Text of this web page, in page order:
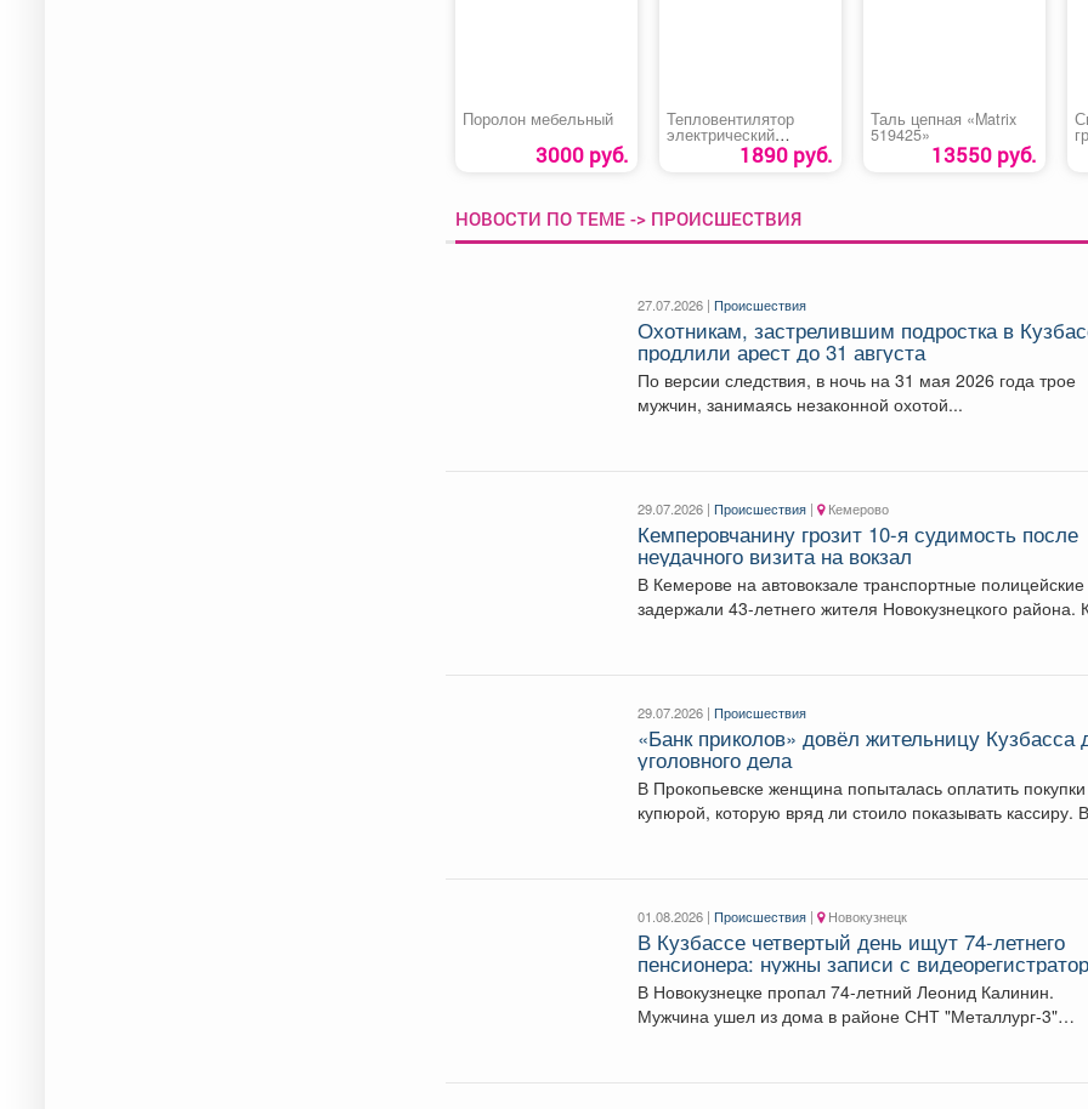
Поролон мебельный
3000 руб.
Тепловентилятор
электрический
керамический «FHC-
1890 руб.
Таль цепная «Matrix
519425»
13550 руб.
НОВОСТИ ПО ТЕМЕ -> ПРОИСШЕСТВИЯ
27.07.2026 |Происшествия
Охотникам, застрелившим подростка в
продлили арест до 31 августа
По версии следствия, в ночь на 31 мая 2026 года трое
мужчин, занимаясь незаконной охотой...
29.07.2026 |Происшествия | Кемерово
Кемперовчанину грозит 10-я судимость после
неудачного визита на вокзал
В Кемерове на автовокзале транспортные полицейские
задержали 43-летнего жителя Новокузнецкого района.
29.07.2026 |Происшествия
«Банк приколов» довёл жительницу Кузбасса
уголовного дела
В Прокопьевске женщина попыталась оплатить покупки
купюрой,
01.08.2026 |Происшествия | Новокузнецк
В Кузбассе четвертый день ищут 74-летнего
пенсионера: нужны записи с
В Новокузнецке пропал 74-летний Леонид Калинин.
Мужчина ушел из дома в районе СНТ "Металлург-3"